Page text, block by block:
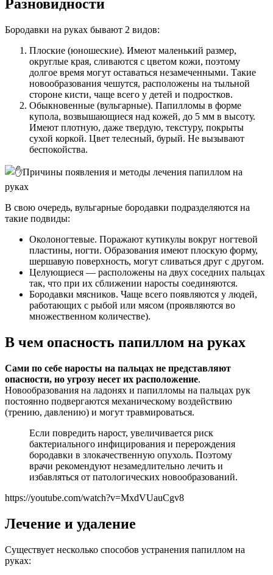
Разновидности
Бородавки на руках бывают 2 видов:
Плоские (юношеские). Имеют маленький размер,
округлые края, сливаются с цветом кожи, поэтому
долгое время могут оставаться незамеченными. Такие
новообразования чешутся, расположены на тыльной
стороне кисти, чаще всего у детей и подростков.
Обыкновенные (вульгарные). Папилломы в форме
купола, возвышающиеся над кожей, до 5 мм в высоту.
Имеют плотную, даже твердую, текстуру, покрыты
сухой коркой. Цвет телесный, бурый. Не вызывают
беспокойства.
В свою очередь, вульгарные бородавки подразделяются на
такие подвиды:
Околоногтевые. Поражают кутикулы вокруг ногтевой
пластины, ногти. Образования имеют плоскую форму,
шершавую поверхность, могут сливаться друг с другом.
Целующиеся — расположены на двух соседних пальцах
так, что при их сближении наросты соединяются.
Бородавки мясников. Чаще всего появляются у людей,
работающих с рыбой или мясом (проявляются во
множественном количестве).
В чем опасность папиллом на руках
Сами по себе наросты на пальцах не представляют
опасности, но угрозу несет их расположение.
Новообразования на ладонях и папилломы на пальцах рук
постоянно подвергаются механическому воздействию
(трению, давлению) и могут травмироваться.
Если повредить нарост, увеличивается риск
бактериального инфицирования и перерождения
бородавки в злокачественную опухоль. Поэтому
врачи рекомендуют незамедлительно лечить и
избавляться от патологических новообразований.
https://youtube.com/watch?v=MxdVUauCgv8
Лечение и удаление
Существует несколько способов устранения папиллом на
руках: